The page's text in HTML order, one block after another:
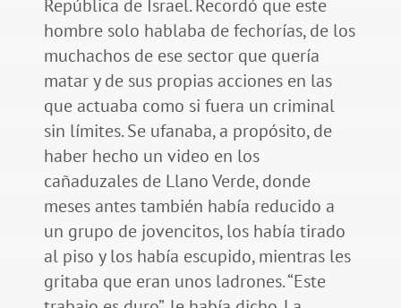
República de Israel. Recordó que este
hombre solo hablaba de fechorías, de los
muchachos de ese sector que quería
matar y de sus propias acciones en las
que actuaba como si fuera un criminal
sin límites. Se ufanaba, a propósito, de
haber hecho un video en los
cañaduzales de Llano Verde, donde
meses antes también había reducido a
un grupo de jovencitos, los había tirado
al piso y los había escupido, mientras les
gritaba que eran unos ladrones. “Este